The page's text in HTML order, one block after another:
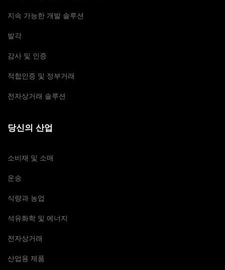
지속 가능한 개발 솔루션
발각
감사 및 인증
적합인증 및 정부거래
전자상거래 솔루션
당신의 산업
소비재 및 소매
운송
식량과 농업
석유화학 및 에너지
전자상거래
산업용 제품